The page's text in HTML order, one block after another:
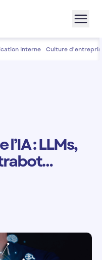
Interne Culture
: LLMs,